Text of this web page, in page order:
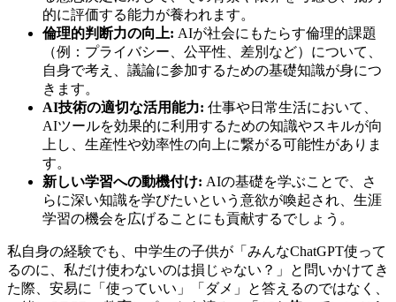
的に評価する能力が養われます。
倫理的判断力の向上: AIが社会にもたらす倫理的課題
（例：プライバシー、公平性、差別など）について、
自身で考え、議論に参加するための基礎知識が身につ
きます。
AI技術の適切な活用能力: 仕事や日常生活において、
AIツールを効果的に利用するための知識やスキルが向
上し、生産性や効率性の向上に繋がる可能性がありま
す。
新しい学習への動機付け: AIの基礎を学ぶことで、さ
らに深い知識を学びたいという意欲が喚起され、生涯
学習の機会を広げることにも貢献するでしょう。
私自身の経験でも、中学生の子供が「みんなChatGPT使って
るのに、私だけ使わないのは損じゃない？」と問いかけてき
た際、安易に「使っていい」「ダメ」と答えるのではなく、